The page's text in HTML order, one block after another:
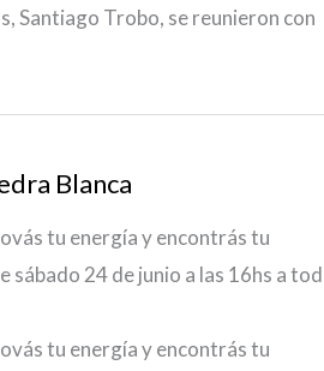
Santiago Trobo, se reunieron con
Blanca
tu energía y encontrás tu
24 de junio a las 16hs a
tu energía y encontrás tu